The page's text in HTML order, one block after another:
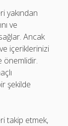
yakından
ve
Ancak
içeriklerinizi
önemlidir.
şekilde
takip etmek,